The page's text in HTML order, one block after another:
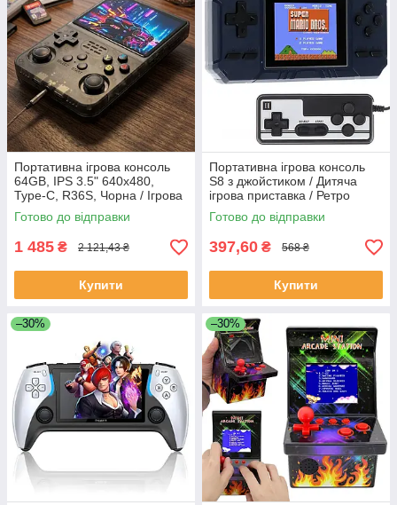
Портативна ігрова консоль
64GB, IPS 3.5" 640x480,
Type-C, R36S, Чорна / Ігрова
приставка
Готово до відправки
1 485 ₴ 2 121,43 ₴
Купити
Портативна ігрова консоль
S8 з джойстиком / Дитяча
ігрова приставка / Ретро
консоль для ігор
Готово до відправки
397,60 ₴ 568 ₴
Купити
–30% –30%